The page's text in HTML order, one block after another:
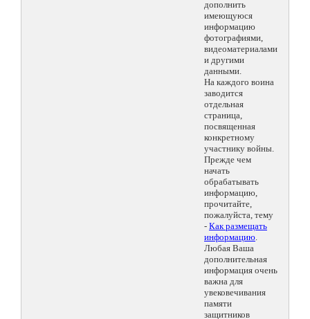
дополнить
имеющуюся
информацию
фотографиями,
видеоматериалами
и другими
данными.
На каждого воина
заводится
отдельная
страница,
посвященная
конкретному
участнику войны.
Прежде чем
начать
обрабатывать
информацию,
прочитайте,
пожалуйста, тему
- Как размещать
информацию.
Любая Ваша
дополнительная
информация очень
важна для
увековечивания
памяти
защитников